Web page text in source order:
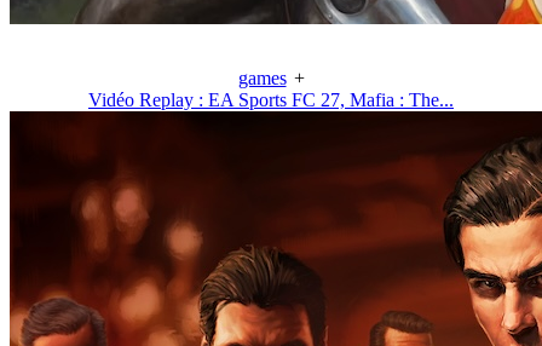
games +
Vidéo Replay : EA Sports FC 27, Mafia : The...